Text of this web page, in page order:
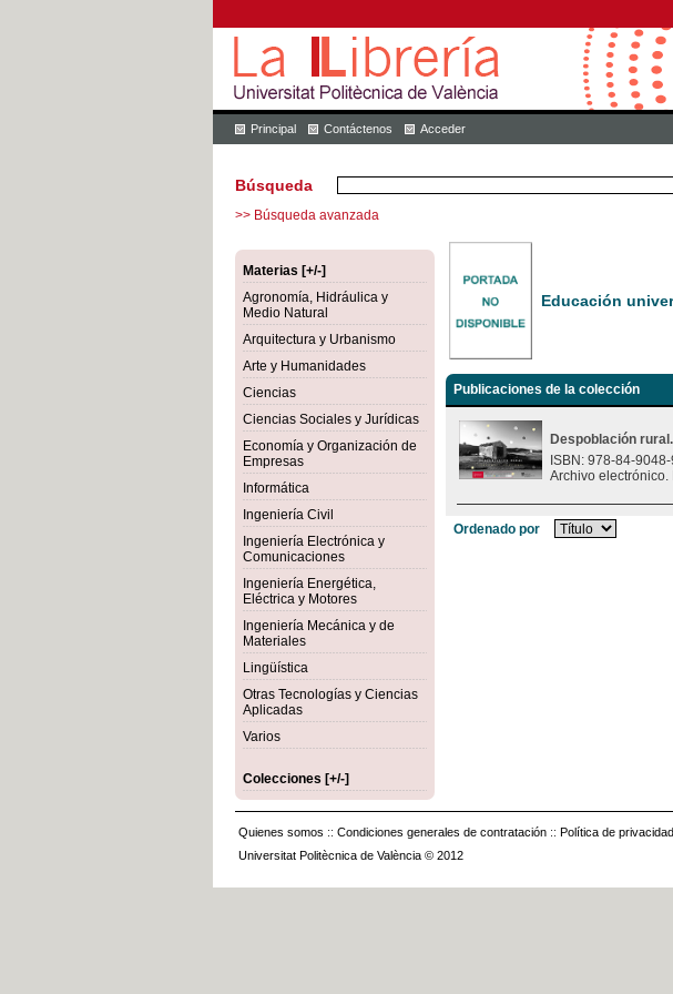
Principal Contáctenos Acceder
Búsqueda
>> Búsqueda avanzada
Materias [+/-]
Agronomía, Hidráulica y
Medio Natural
Arquitectura y Urbanismo
Arte y Humanidades
Ciencias
Ciencias Sociales y Jurídicas
Economía y Organización de
Empresas
Informática
Ingeniería Civil
Ingeniería Electrónica y
Comunicaciones
Ingeniería Energética,
Eléctrica y Motores
Ingeniería Mecánica y de
Materiales
Lingüística
Otras Tecnologías y Ciencias
Aplicadas
Varios
Colecciones [+/-]
Educación
Publicaciones de la colección
Despoblación
ISBN: 978-84-
Archivo electrónico.
Ordenado por
Quienes somos :: Condiciones generales de contratación :: Política de privacidad
Universitat Politècnica de València © 2012